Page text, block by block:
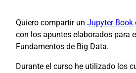
Quiero compartir un Jupyter Book
con los apuntes elaborados para
Fundamentos de Big Data.
Durante el curso he utilizado los